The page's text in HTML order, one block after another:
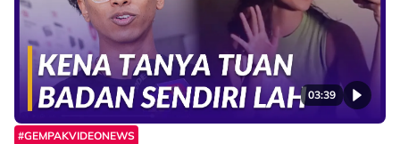
03:39
#GEMPAKVIDEONEWS